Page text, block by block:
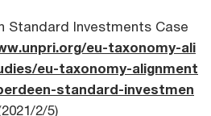
Standard Investments Case
eu-taxonomy-ali
eu-taxonomy-alignment
standard-investmen
2/5)